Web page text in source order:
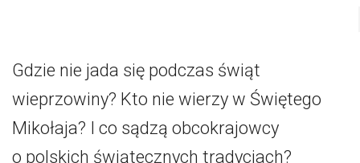
Gdzie nie jada się podczas świąt
wieprzowiny? Kto nie wierzy w Świętego
Mikołaja? I co sądzą obcokrajowcy
o polskich świątecznych tradycjach?